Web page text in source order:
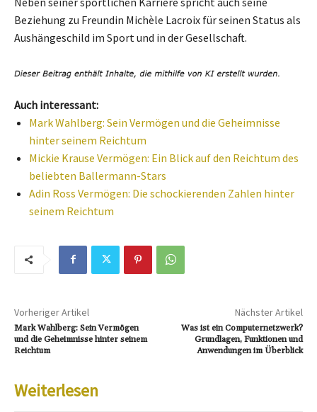
Beziehung zu Freundin Michèle Lacroix für seinen Status als
Aushängeschild im Sport und in der Gesellschaft.
Auch interessant:
Mark Wahlberg: Sein Vermögen und die Geheimnisse
hinter seinem Reichtum
Mickie Krause Vermögen: Ein Blick auf den Reichtum des
beliebten Ballermann-Stars
Adin Ross Vermögen: Die schockierenden Zahlen hinter
seinem Reichtum
Vorheriger Artikel
Mark Wahlberg: Sein Vermögen
und die Geheimnisse hinter seinem
Reichtum
Nächster Artikel
Was ist ein Computernetzwerk?
Grundlagen, Funktionen und
Anwendungen im Überblick
Weiterlesen